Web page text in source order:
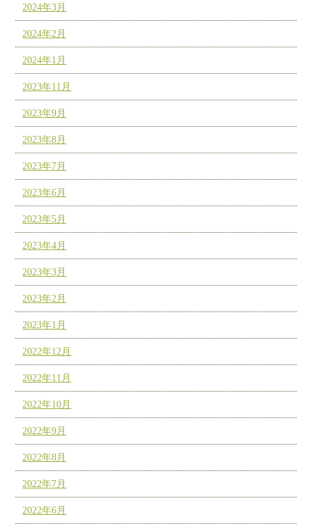
2024年3月
2024年2月
2024年1月
2023年11月
2023年9月
2023年8月
2023年7月
2023年6月
2023年5月
2023年4月
2023年3月
2023年2月
2023年1月
2022年12月
2022年11月
2022年10月
2022年9月
2022年8月
2022年7月
2022年6月